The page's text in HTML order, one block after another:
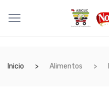
Inicio Alimentos